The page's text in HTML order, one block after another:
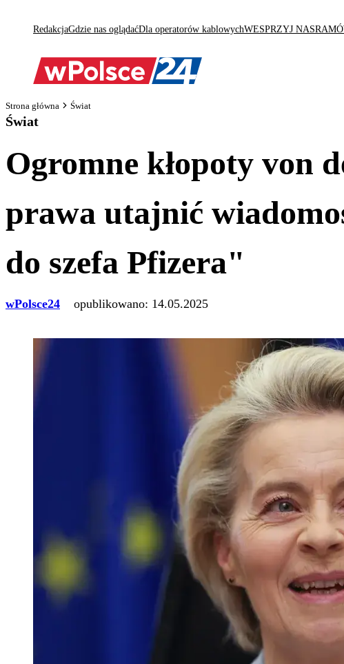
RedakcjaGdzie nas oglądaćDla operatorów kablowychWESPRZYJ NAS
Strona główna Świat
Świat
Ogromne kłopoty von
prawa utajnić
do szefa Pfizera"
wPolsce24 opublikowano: 14.05.2025